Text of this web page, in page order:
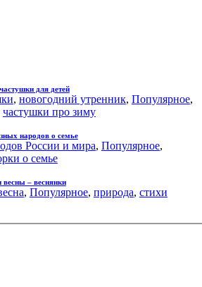
для детей
, новогодний утренник, Популярное,
частушки про зиму
народов о семье
России и мира, Популярное,
о семье
весны – веснянки
, Популярное, природа, стихи